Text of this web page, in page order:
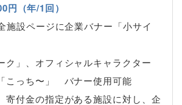
円（年/1回）
施設ページに企業バナー「小サイ
ク」、オフィシャルキャラクター
こっち〜」 バナー使用可能
付金の指定がある施設に対し、企